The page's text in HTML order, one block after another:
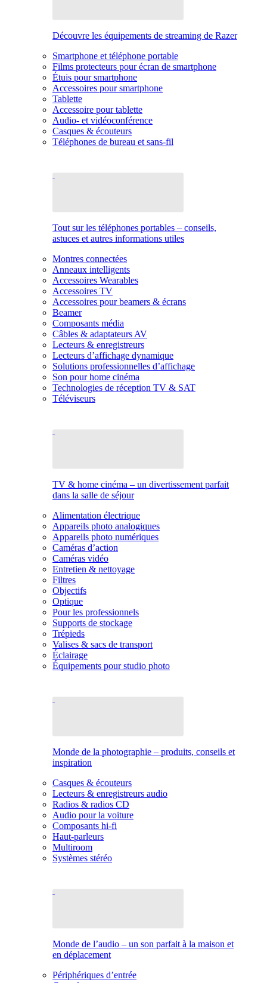
Découvre les équipements de streaming de Razer
Smartphone et téléphone portable
Films protecteurs pour écran de smartphone
Étuis pour smartphone
Accessoires pour smartphone
Tablette
Accessoire pour tablette
Audio- et vidéoconférence
Casques & écouteurs
Téléphones de bureau et sans-fil
Tout sur les téléphones portables – conseils,
astuces et autres informations utiles
Montres connectées
Anneaux intelligents
Accessoires Wearables
Accessoires TV
Accessoires pour beamers & écrans
Beamer
Composants média
Câbles & adaptateurs AV
Lecteurs & enregistreurs
Lecteurs d’affichage dynamique
Solutions professionnelles d’affichage
Son pour home cinéma
Technologies de réception TV & SAT
Téléviseurs
TV & home cinéma – un divertissement parfait
dans la salle de séjour
Alimentation électrique
Appareils photo analogiques
Appareils photo numériques
Caméras d’action
Caméras vidéo
Entretien & nettoyage
Filtres
Objectifs
Optique
Pour les professionnels
Supports de stockage
Trépieds
Valises & sacs de transport
Éclairage
Équipements pour studio photo
Monde de la photographie – produits, conseils et
inspiration
Casques & écouteurs
Lecteurs & enregistreurs audio
Radios & radios CD
Audio pour la voiture
Composants hi-fi
Haut-parleurs
Multiroom
Systèmes stéréo
Monde de l’audio – un son parfait à la maison et
en déplacement
Périphériques d’entrée